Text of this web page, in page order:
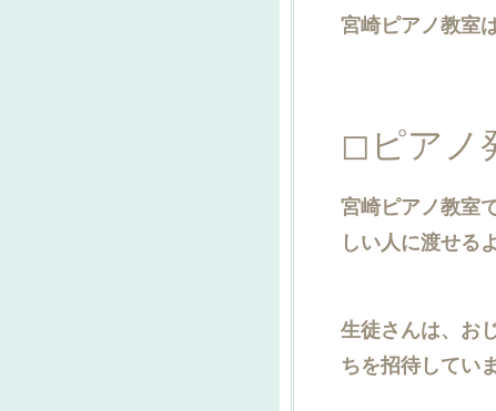
宮崎ピアノ教室
◻︎ピアノ
宮崎ピアノ教室
しい人に渡せる
生徒さんは、お
ちを招待してい